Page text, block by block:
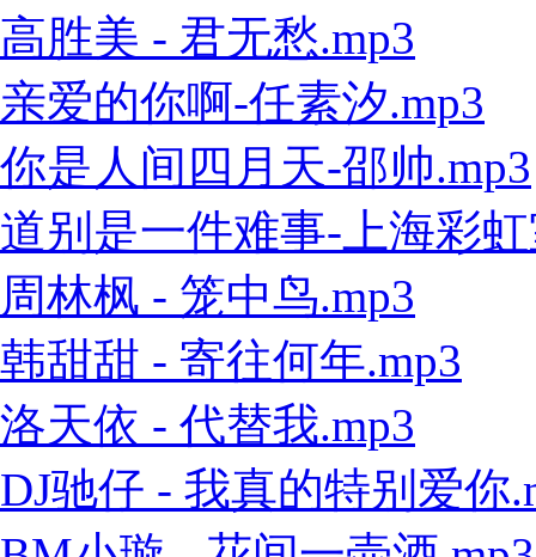
高胜美 - 君无愁.mp3
亲爱的你啊-任素汐.mp3
你是人间四月天-邵帅.mp3
道别是一件难事-上海彩
周林枫 - 笼中鸟.mp3
韩甜甜 - 寄往何年.mp3
洛天依 - 代替我.mp3
DJ驰仔 - 我真的特别爱你